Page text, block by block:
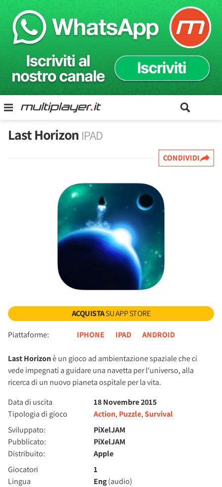
Last Horizon IPAD
CONDIVIDI
ACQUISTASU APP STORE
Piattaforme: IPHONE IPAD ANDROID
Last Horizonè un gioco ad ambientazione spaziale che ci
vede impegnati a guidare una navetta per l'universo, alla
ricerca di un nuovo pianeta ospitale per la vita.
Data di uscita
18 Novembre 2015
Tipologia di gioco
Action, Puzzle,Survival
Sviluppato:
PiXelJAM
Pubblicato:
PiXelJAM
Distribuito:
Apple
Giocatori
1
Lingua
Eng(audio)